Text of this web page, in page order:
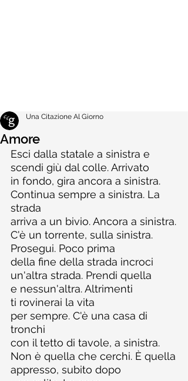
Amore
Una Citazione Al Giorno
Esci dalla statale a sinistra e
scendi giù dal colle. Arrivato
in fondo, gira ancora a sinistra.
Continua sempre a sinistra. La
strada
arriva a un bivio. Ancora a sinistra.
C'è un torrente, sulla sinistra.
Prosegui. Poco prima
della fine della strada incroci
un'altra strada. Prendi quella
e nessun'altra. Altrimenti
ti rovinerai la vita
per sempre. C'è una casa di
tronchi
con il tetto di tavole, a sinistra.
Non è quella che cerchi. È quella
appresso, subito dopo